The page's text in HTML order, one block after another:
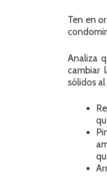
Ten en
Analiza
cambiar
sólidos